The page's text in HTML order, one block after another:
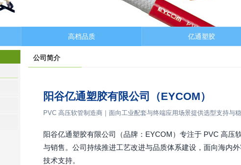
高档品质 亿通塑胶
公司简介
阳谷亿通塑胶有限公司（EYCOM）
PVC 高压软管制造商｜面向工业配套与终端应用场景提供选型支持与
阳谷亿通塑胶有限公司（品牌：EYCOM）专注于 PVC 高压
与销售。公司持续推进工艺改进与品质体系建设，面向海内
技术支持。